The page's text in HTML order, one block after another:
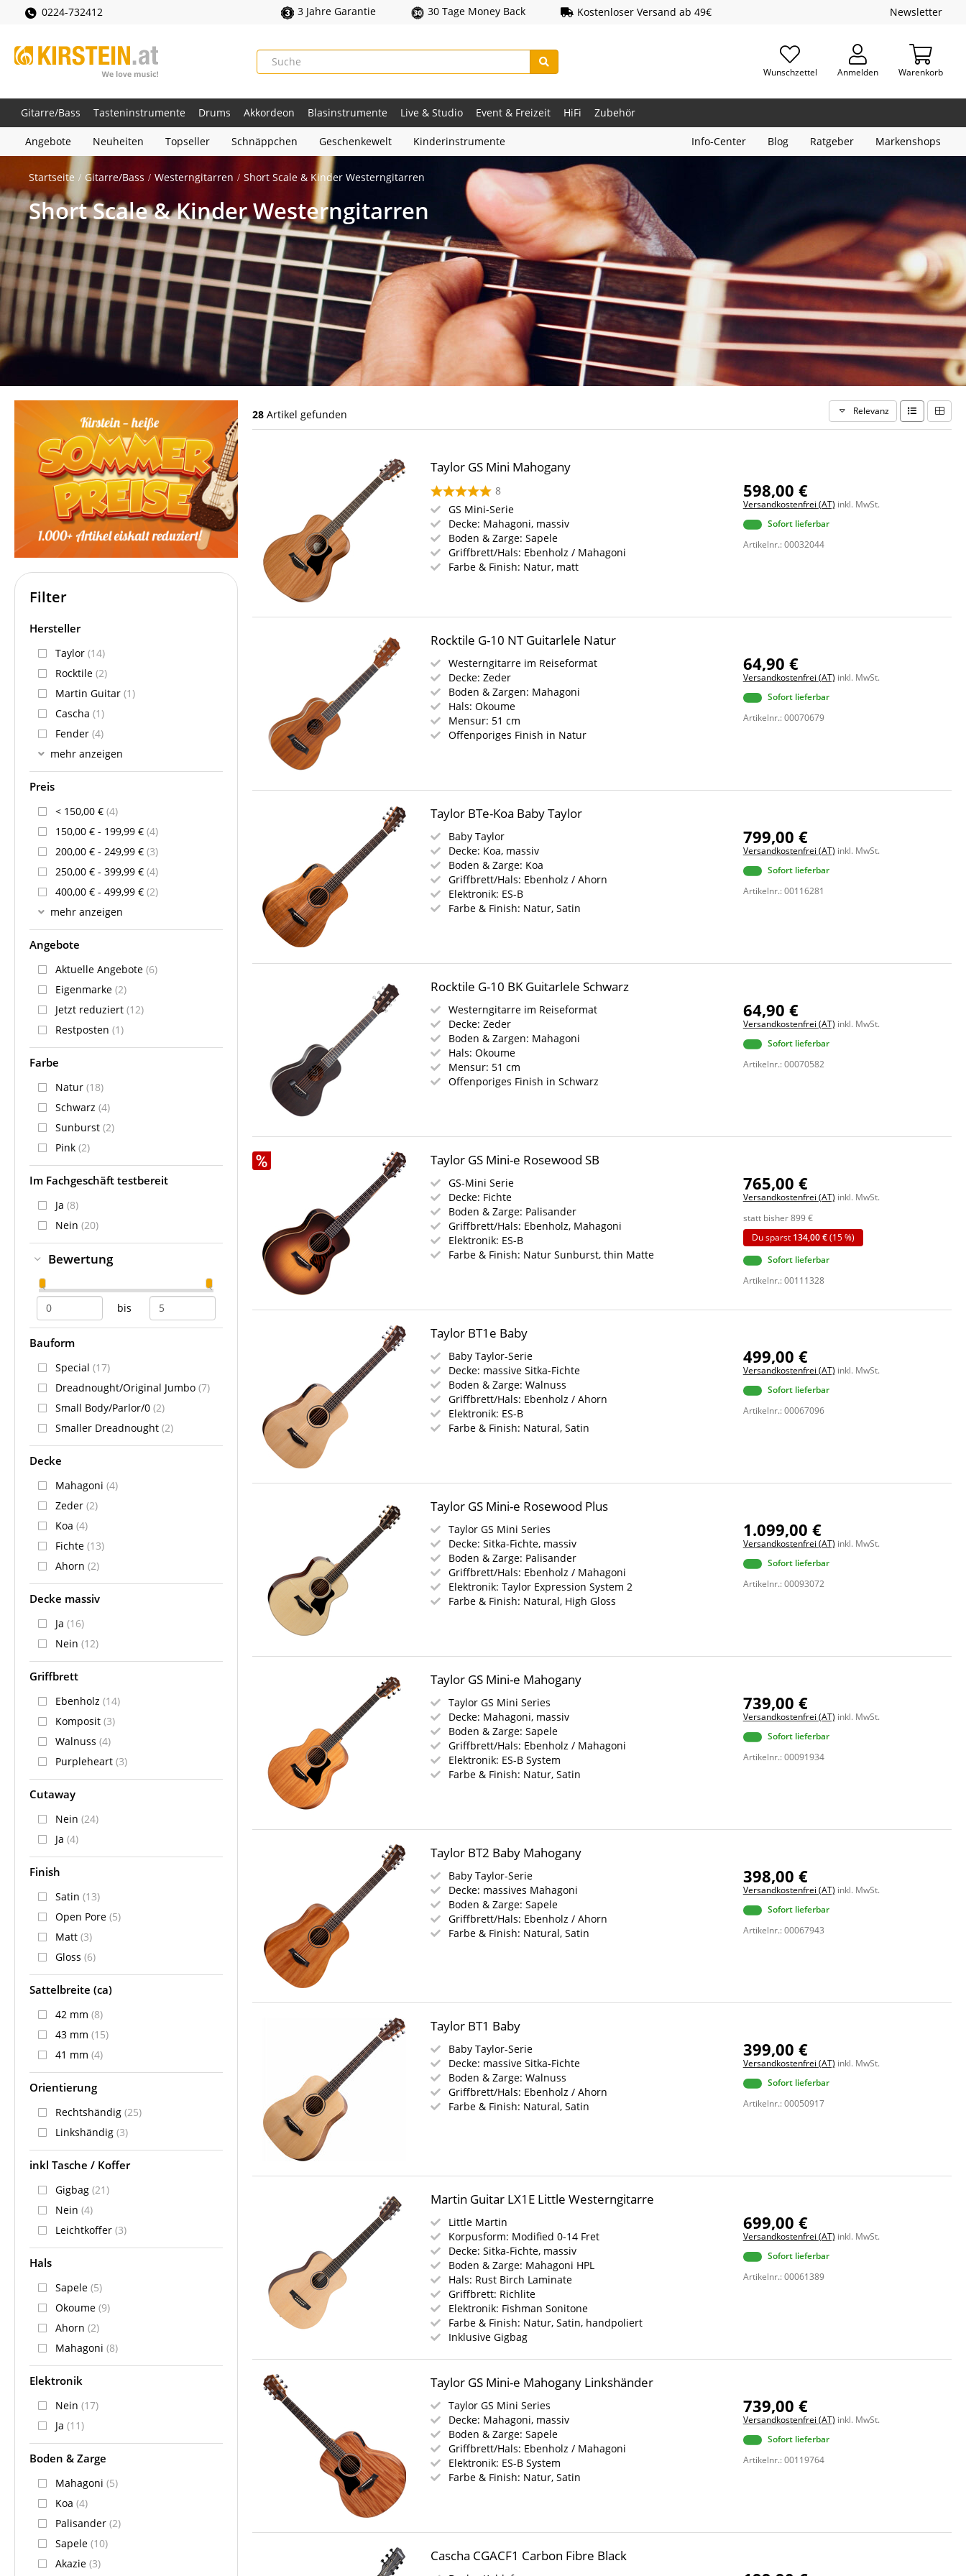
0224-732412 3 Jahre Garantie 30 Tage Money Back Kostenloser Versand ab 49€ Newsletter
Wunschzettel Anmelden Warenkorb
Gitarre/Bass Tasteninstrumente Drums Akkordeon Blasinstrumente Live & Studio Event & Freizeit HiFi Zubehör
Angebote Neuheiten Topseller Schnäppchen Geschenkewelt Kinderinstrumente Info-Center Blog Ratgeber Markenshops
Startseite Gitarre/Bass Westerngitarren Short Scale & Kinder Westerngitarren
Short Scale & Kinder Westerngitarren
28 Artikel gefunden Relevanz
Taylor GS Mini Mahogany
8
GS Mini-Serie
Decke: Mahagoni, massiv
Boden & Zarge: Sapele
Griffbrett/Hals: Ebenholz / Mahagoni
Farbe & Finish: Natur, matt
598,00 €
Versandkostenfrei (AT) inkl. MwSt.
Sofort lieferbar
Artikelnr.: 00032044
Rocktile G-10 NT Guitarlele Natur
Westerngitarre im Reiseformat
Decke: Zeder
Boden & Zargen: Mahagoni
Hals: Okoume
Mensur: 51 cm
Offenporiges Finish in Natur
64,90 €
Versandkostenfrei (AT) inkl. MwSt.
Sofort lieferbar
Artikelnr.: 00070679
Taylor BTe-Koa Baby Taylor
Baby Taylor
Decke: Koa, massiv
Boden & Zarge: Koa
Griffbrett/Hals: Ebenholz / Ahorn
Elektronik: ES-B
Farbe & Finish: Natur, Satin
799,00 €
Versandkostenfrei (AT) inkl. MwSt.
Sofort lieferbar
Artikelnr.: 00116281
Rocktile G-10 BK Guitarlele Schwarz
Westerngitarre im Reiseformat
Decke: Zeder
Boden & Zargen: Mahagoni
Hals: Okoume
Mensur: 51 cm
Offenporiges Finish in Schwarz
64,90 €
Versandkostenfrei (AT) inkl. MwSt.
Sofort lieferbar
Artikelnr.: 00070582
Taylor GS Mini-e Rosewood SB
GS-Mini Serie
Decke: Fichte
Boden & Zarge: Palisander
Griffbrett/Hals: Ebenholz, Mahagoni
Elektronik: ES-B
Farbe & Finish: Natur Sunburst, thin Matte
765,00 €
Versandkostenfrei (AT) inkl. MwSt.
statt bisher899€
Du sparst 134,00 €(15 %)
Sofort lieferbar
Artikelnr.: 00111328
Taylor BT1e Baby
Baby Taylor-Serie
Decke: massive Sitka-Fichte
Boden & Zarge: Walnuss
Griffbrett/Hals: Ebenholz / Ahorn
Elektronik: ES-B
Farbe & Finish: Natural, Satin
499,00 €
Versandkostenfrei (AT) inkl. MwSt.
Sofort lieferbar
Artikelnr.: 00067096
Taylor GS Mini-e Rosewood Plus
Taylor GS Mini Series
Decke: Sitka-Fichte, massiv
Boden & Zarge: Palisander
Griffbrett/Hals: Ebenholz / Mahagoni
Elektronik: Taylor Expression System 2
Farbe & Finish: Natural, High Gloss
1.099,00 €
Versandkostenfrei (AT) inkl. MwSt.
Sofort lieferbar
Artikelnr.: 00093072
Taylor GS Mini-e Mahogany
Taylor GS Mini Series
Decke: Mahagoni, massiv
Boden & Zarge: Sapele
Griffbrett/Hals: Ebenholz / Mahagoni
Elektronik: ES-B System
Farbe & Finish: Natur, Satin
739,00 €
Versandkostenfrei (AT) inkl. MwSt.
Sofort lieferbar
Artikelnr.: 00091934
Taylor BT2 Baby Mahogany
Baby Taylor-Serie
Decke: massives Mahagoni
Boden & Zarge: Sapele
Griffbrett/Hals: Ebenholz / Ahorn
Farbe & Finish: Natural, Satin
398,00 €
Versandkostenfrei (AT) inkl. MwSt.
Sofort lieferbar
Artikelnr.: 00067943
Taylor BT1 Baby
Baby Taylor-Serie
Decke: massive Sitka-Fichte
Boden & Zarge: Walnuss
Griffbrett/Hals: Ebenholz / Ahorn
Farbe & Finish: Natural, Satin
399,00 €
Versandkostenfrei (AT) inkl. MwSt.
Sofort lieferbar
Artikelnr.: 00050917
Martin Guitar LX1E Little Westerngitarre
Little Martin
Korpusform: Modified 0-14 Fret
Decke: Sitka-Fichte, massiv
Boden & Zarge: Mahagoni HPL
Hals: Rust Birch Laminate
Griffbrett: Richlite
Elektronik: Fishman Sonitone
Farbe & Finish: Natur, Satin, handpoliert
Inklusive Gigbag
699,00 €
Versandkostenfrei (AT) inkl. MwSt.
Sofort lieferbar
Artikelnr.: 00061389
Taylor GS Mini-e Mahogany Linkshänder
Taylor GS Mini Series
Decke: Mahagoni, massiv
Boden & Zarge: Sapele
Griffbrett/Hals: Ebenholz / Mahagoni
Elektronik: ES-B System
Farbe & Finish: Natur, Satin
739,00 €
Versandkostenfrei (AT) inkl. MwSt.
Sofort lieferbar
Artikelnr.: 00119764
Cascha CGACF1 Carbon Fibre Black
Filter
Hersteller
Taylor (14)
Rocktile (2)
Martin Guitar (1)
Cascha (1)
Fender (4)
mehr anzeigen
Preis
< 150,00 € (4)
150,00 € - 199,99 € (4)
200,00 € - 249,99 € (3)
250,00 € - 399,99 € (4)
400,00 € - 499,99 € (2)
mehr anzeigen
Angebote
Aktuelle Angebote (6)
Eigenmarke (2)
Jetzt reduziert (12)
Restposten (1)
Farbe
Natur (18)
Schwarz (4)
Sunburst (2)
Pink (2)
Im Fachgeschäft testbereit
Ja (8)
Nein (20)
Bewertung
bis
Bauform
Special (17)
Dreadnought/Original Jumbo (7)
Small Body/Parlor/0 (2)
Smaller Dreadnought (2)
Decke
Mahagoni (4)
Zeder (2)
Koa (4)
Fichte (13)
Ahorn (2)
Decke massiv
Ja (16)
Nein (12)
Griffbrett
Ebenholz (14)
Komposit (3)
Walnuss (4)
Purpleheart (3)
Cutaway
Nein (24)
Ja (4)
Finish
Satin (13)
Open Pore (5)
Matt (3)
Gloss (6)
Sattelbreite (ca)
42 mm (8)
43 mm (15)
41 mm (4)
Orientierung
Rechtshändig (25)
Linkshändig (3)
inkl Tasche / Koffer
Gigbag (21)
Nein (4)
Leichtkoffer (3)
Hals
Sapele (5)
Okoume (9)
Ahorn (2)
Mahagoni (8)
Elektronik
Nein (17)
Ja (11)
Boden & Zarge
Mahagoni (5)
Koa (4)
Palisander (2)
Sapele (10)
Akazie (3)